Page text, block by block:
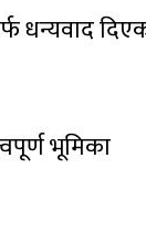
धन्यवाद
भूमिका